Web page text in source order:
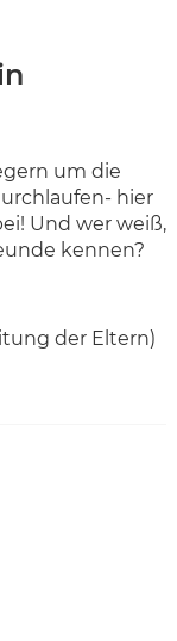
um die
hier
Und wer weiß,
kennen?
der Eltern)